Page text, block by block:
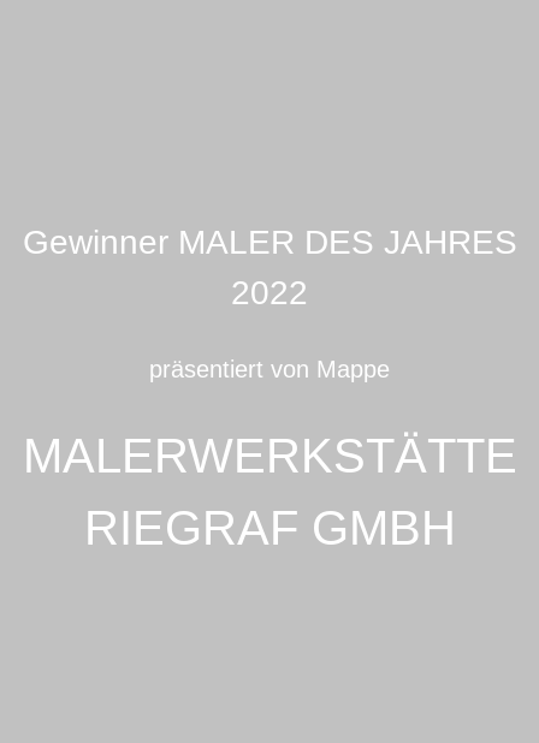
Gewinner MALER DES JAHRES
2022
präsentiert von Mappe
MALERWERKSTÄTTE
RIEGRAF GMBH